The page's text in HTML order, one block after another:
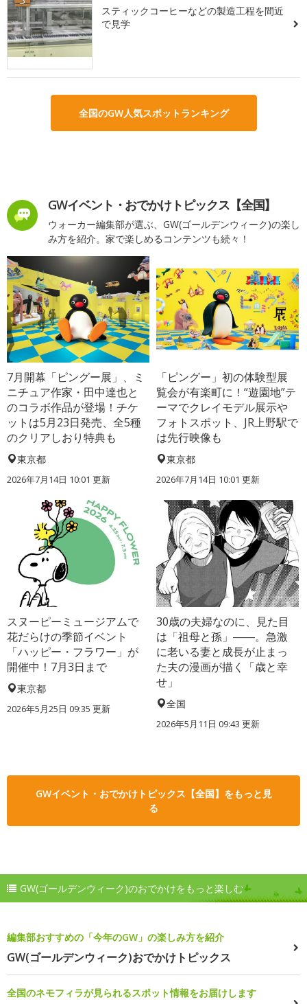
スティックコーヒーなどの製造工程を間近
で見学
全国のGW人気スポットランキング
GWイベント・おでかけトピックス【全国】
ウォーカー編集部が選ぶ、GW(ゴールデンウィーク)の楽し
み方を紹介。家で楽しめるコンテンツも続々！
7月開幕「ピングー展」、ミ
ニチュア作家・田中達也と
のコラボ作品が登場！チケ
ットは5月23日発売、全5種
のクリアしおり特典も
東京都
2026年7月14日 10:01 更新
「ピングー」初の体験型展
覧会が有楽町に！“遊園地”テ
ーマでクレイモデル展示や
フォトスポット、JR上野駅で
は先行映像も
東京都
2026年7月14日 10:01 更新
スヌーピーミュージアムで
花だらけの季節イベント
「ハッピー・フラワー」が
開催中！7月3日まで
東京都
2026年5月25日 09:35 更新
30歳の夫婦なのに、見た目
は「祖母と孫」――。急激
に老いる妻と成長が止まっ
た夫の漫画が描く「歳と幸
せ」
全国
2026年5月11日 09:43 更新
GWイベント・おでかけトピックス【全国】をもっと見
る
GW(ゴールデンウィーク)のおでかけをもっと楽しむ
編集部おすすめの「今年のGW」の楽しみ方を紹介
GW(ゴールデンウィーク)おでかけトピックス
全国のネモフィラが見られるスポット情報をお届けします